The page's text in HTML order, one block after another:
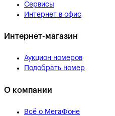
Сервисы
Интернет в офис
Интернет-магазин
Аукцион номеров
Подобрать номер
О компании
Всё о МегаФоне